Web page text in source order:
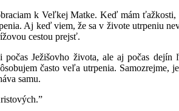
k Veľkej Matke. Keď mám
Aj keď viem, že sa v živote utrpeniu
cestou prejsť.
Ježišovho života, ale aj počas
často veľa utrpenia.
samu.